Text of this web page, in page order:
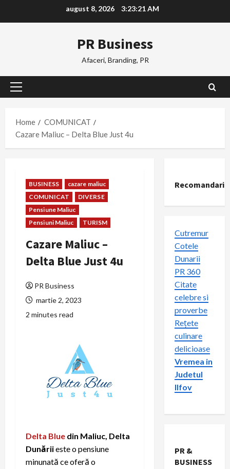
august 8, 2026 3:23:21 AM
PR Business
Afaceri, Branding, PR
Primary
Home
COMUNICAT
Cazare Maliuc – Delta Blue Just 4u
BUSINESS
cazare maliuc
COMUNICAT
DIVERSE
Pensiune Maliuc
Pensiuni Maliuc
TURISM
Cazare Maliuc –
Delta Blue Just 4u
PR Business
martie 2, 2023
2 minutes read
Delta Blue din Maliuc, Delta
Dunăriieste o pensiune
minunată ce oferă o
Recomandari
Cutremur
Cotele
Dunarii
PR 360
Citate
celebre si
proverbe
Rețete
culinare
delicioase
Vremea in
Judetul
Ilfov
PR &
BUSINESS